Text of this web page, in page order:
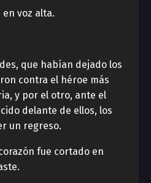
voz alta.
que habían dejado los
contra el héroe más
y por el otro, ante el
delante de ellos, los
un regreso.
fue cortado en